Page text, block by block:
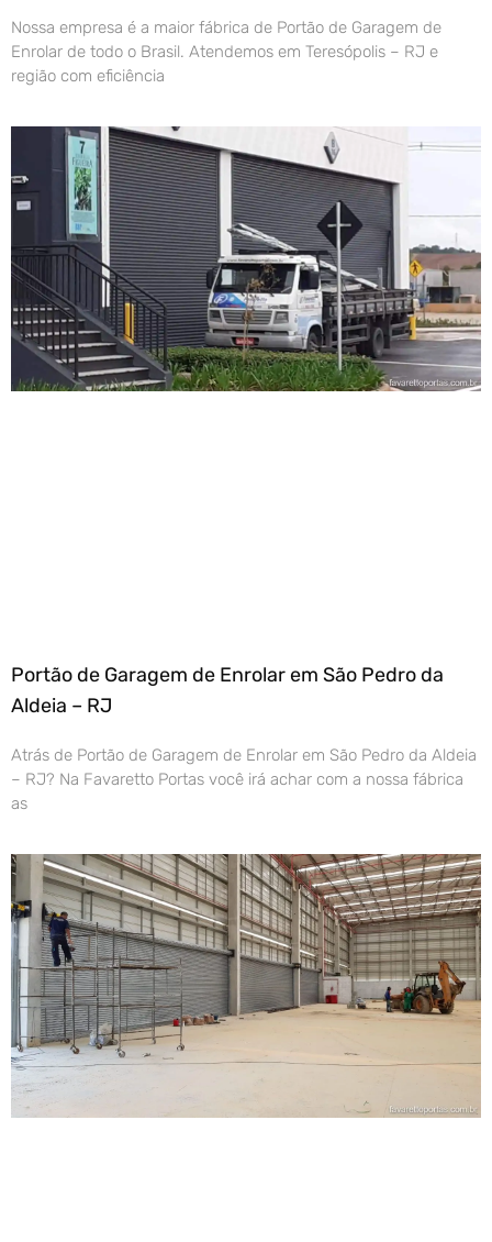
Nossa empresa é a maior fábrica de Portão de Garagem de
Enrolar de todo o Brasil. Atendemos em Teresópolis – RJ e
região com eficiência
Portão de Garagem de Enrolar em São Pedro da
Aldeia – RJ
Atrás de Portão de Garagem de Enrolar em São Pedro da Aldeia
– RJ? Na Favaretto Portas você irá achar com a nossa fábrica
as